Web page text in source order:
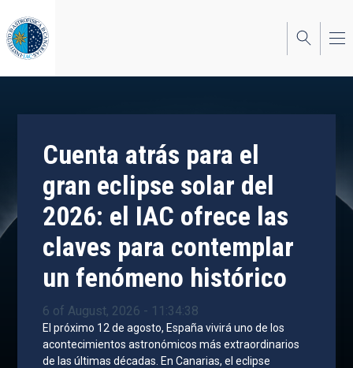
to
main
content
Cuenta atrás para el
gran eclipse solar del
2026: el IAC ofrece las
claves para contemplar
un fenómeno histórico
6 of August, 2026 - 11:34:38
El próximo 12 de agosto, España vivirá uno de los
acontecimientos astronómicos más extraordinarios
de las últimas décadas. En Canarias, el eclipse